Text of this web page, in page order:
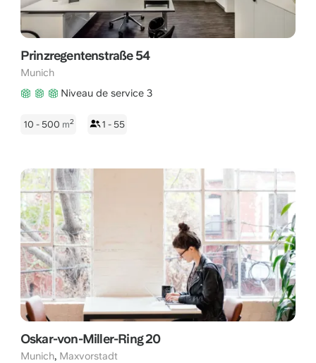
Prinzregentenstraße 54
Munich
Niveau de service 3
10 - 500 m2 1 - 55
Oskar-von-Miller-Ring 20
Munich, Maxvorstadt